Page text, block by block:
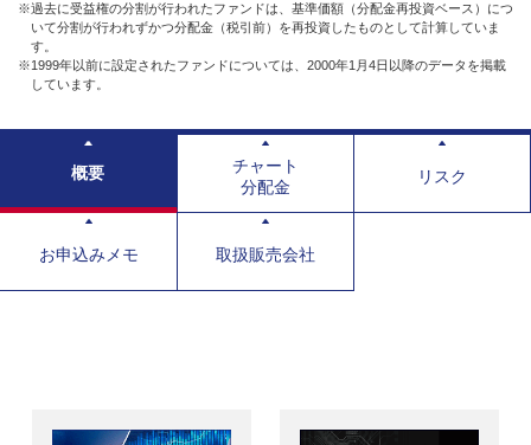
※過去に受益権の分割が行われたファンドは、基準価額（分配金再投資ベース）につ
いて分割が行われずかつ分配金（税引前）を再投資したものとして計算していま
す。
※1999年以前に設定されたファンドについては、2000年1月4日以降のデータを掲載
しています。
概要
チャート
分配金
リスク
お申込みメモ 取扱販売会社